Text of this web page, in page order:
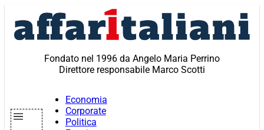
contenuto
Fondato nel 1996 da Angelo Maria Perrino
Direttore responsabile Marco Scotti
Economia
Corporate
Politica